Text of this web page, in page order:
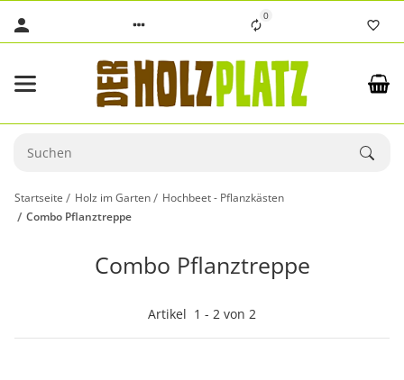
0
Startseite Holz im Garten
Hochbeet - Pflanzkästen
Combo Pflanztreppe
Combo Pflanztreppe
Artikel 1 - 2 von 2